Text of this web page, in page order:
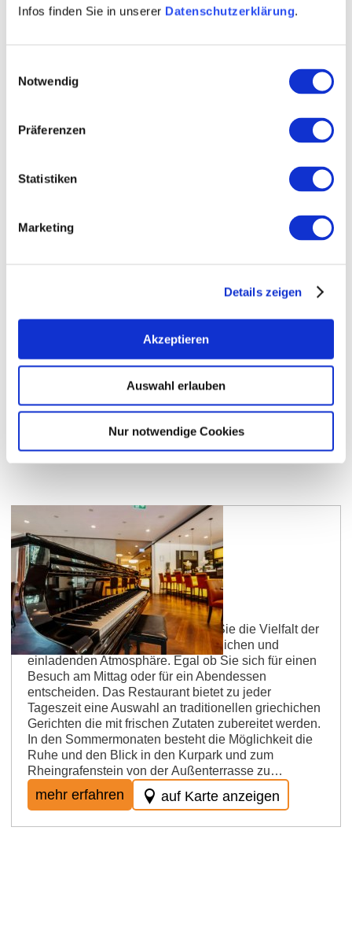
Infos finden Sie in unserer Datenschutzerklärung.
Notwendig
Präferenzen
Statistiken
Marketing
Details zeigen
Akzeptieren
Auswahl erlauben
Nur notwendige Cookies
Altstadtcafe Oppenheim
Im Altstadtcafé Oppenheim sind Sie immer herzlich
willkommen. Ob alleine, zu zweit oder in geselliger
nach Voranmeldung sehr gerne empfangen. Freuen
Sie sich auf Torten- und Gebäckspezialitäten aus
1968 ist das Altstadtcafé ein Oppenheimer
Familienbetrieb und lädt im Herzen der historischen
Altstadt zum…
auf Karte anzeigen
Bad Kreuznach
AVRA Kurhaus
Tradition trifft Moderne! Genießen Sie die Vielfalt der
griechischen Küche in einer gemütlichen und
einladenden Atmosphäre. Egal ob Sie sich für einen
Besuch am Mittag oder für ein Abendessen
entscheiden. Das Restaurant bietet zu jeder
Tageszeit eine Auswahl an traditionellen griechichen
Gerichten die mit frischen Zutaten zubereitet werden.
In den Sommermonaten besteht die Möglichkeit die
Ruhe und den Blick in den Kurpark und zum
Rheingrafenstein von der Außenterrasse zu…
mehr erfahren auf Karte anzeigen